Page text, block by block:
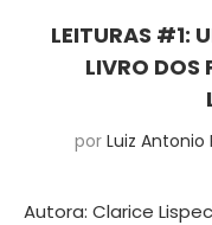
LEITURAS #1:
LIVRO DOS
por Luiz Antonio
Autora: Clarice